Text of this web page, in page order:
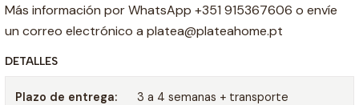
Más información por WhatsApp +351 915367606 o envíe
un correo electrónico a platea@plateahome.pt
DETALLES
Plazo de entrega: 3 a 4 semanas + transporte